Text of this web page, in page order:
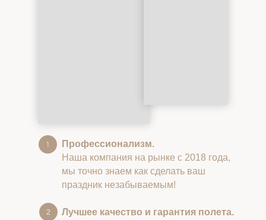
Профессионализм.
Наша компания на рынке с 2018 года,
мы точно знаем как сделать ваш
праздник незабываемым!
Лучшее качество и гарантия полета.